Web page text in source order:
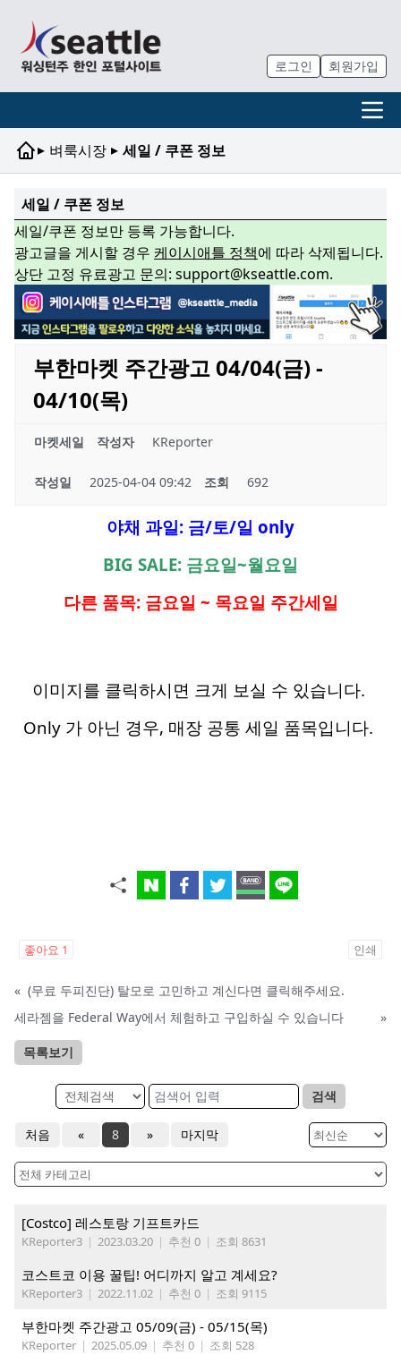
로그인 회원가입
▸ 벼룩시장 ▸ 세일 / 쿠폰 정보
세일 / 쿠폰 정보
세일/쿠폰 정보만 등록 가능합니다.
광고글을 게시할 경우 케이시애틀 정책에 따라 삭제됩니다.
상단 고정 유료광고 문의: support@kseattle.com.
부한마켓 주간광고 04/04(금) -
04/10(목)
마켓세일 작성자 KReporter
작성일 2025-04-04 09:42 조회 692
야채 과일: 금/토/일 only
BIG SALE: 금요일~월요일
다른 품목: 금요일 ~ 목요일 주간세일
이미지를 클릭하시면 크게 보실 수 있습니다.
Only 가 아닌 경우, 매장 공통 세일 품목입니다.
좋아요 1 인쇄
« (무료 두피진단) 탈모로 고민하고 계신다면 클릭해주세요.
세라젬을 Federal Way에서 체험하고 구입하실 수 있습니다
»
목록보기
검색
처음 « 8 » 마지막
[Costco] 레스토랑 기프트카드
KReporter3 | 2023.03.20 | 추천 0 | 조회 8631
코스트코 이용 꿀팁! 어디까지 알고 계세요?
KReporter3 | 2022.11.02 | 추천 0 | 조회 9115
부한마켓 주간광고 05/09(금) - 05/15(목)
KReporter | 2025.05.09 | 추천 0 | 조회 528